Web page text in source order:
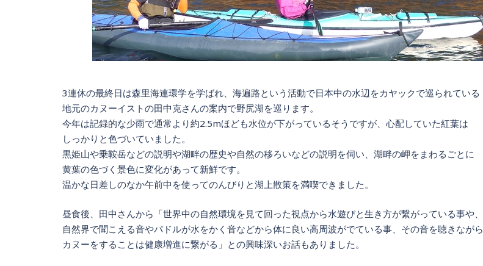
3連休の最終日は森里海連環学を学ばれ、海遍路という活動で日本中の水辺をカヤックで巡られている
地元のカヌーイストの田中克さんの案内で野尻湖を巡ります。
今年は記録的な少雨で通常より約2.5mほども水位が下がっているそうですが、心配していた紅葉は
しっかりと色づいていました。
黒姫山や乗鞍岳などの説明や湖畔の歴史や自然の移ろいなどの説明を伺い、湖畔の岬をまわるごとに
黄葉の色づく景色に変化があって新鮮です。
温かな日差しのなか午前中を使ってのんびりと湖上散策を満喫できました。
昼食後、田中さんから「世界中の自然環境を見て回った視点から水遊びと生き方が繋がっている事や、
自然界で聞こえる音やパドルが水をかく音などから体に良い高周波がでている事、その音を聴きながら
カヌーをすることは健康増進に繋がる」との興味深いお話もありました。